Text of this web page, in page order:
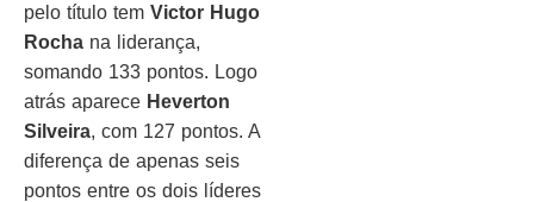
pelo título tem Victor Hugo
Rocha na liderança,
somando 133 pontos. Logo
atrás aparece Heverton
Silveira, com 127 pontos. A
diferença de apenas seis
pontos entre os dois líderes